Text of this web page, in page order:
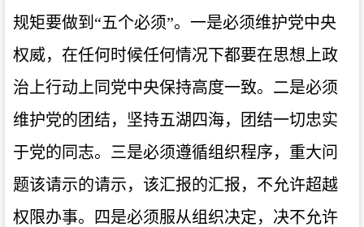
规矩要做到“五个必须”。一是必须维护党中央
权威，在任何时候任何情况下都要在思想上政
治上行动上同党中央保持高度一致。二是必须
维护党的团结，坚持五湖四海，团结一切忠实
于党的同志。三是必须遵循组织程序，重大问
题该请示的请示，该汇报的汇报，不允许超越
权限办事。四是必须服从组织决定，决不允许